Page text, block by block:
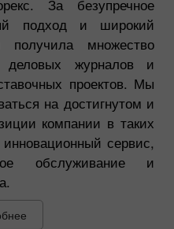
За безупречное
подход и широкий
множество
деловых журналов и
проектов. Мы
на достигнутом и
компании в таких
сервис,
обслуживание и